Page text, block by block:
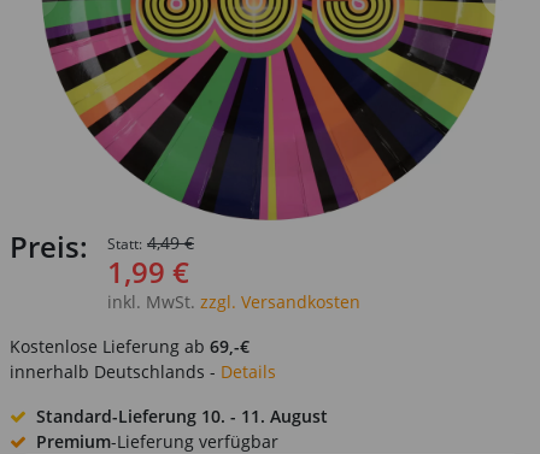
Preis: Statt: 4,49 €
1,99 €
inkl. MwSt. zzgl. Versandkosten
Kostenlose Lieferung ab 69,-€
innerhalb Deutschlands - Details
Standard-Lieferung 10. - 11. August
Premium-Lieferung verfügbar